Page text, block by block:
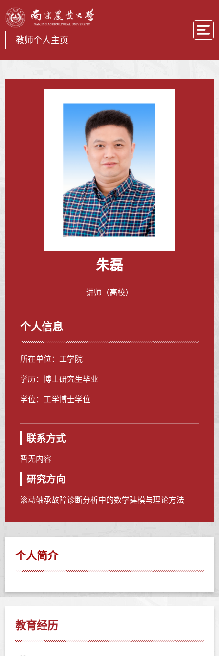
教师个人主页
朱磊
讲师（高校）
个人信息
所在单位：工学院
学历：博士研究生毕业
学位：工学博士学位
联系方式
暂无内容
研究方向
滚动轴承故障诊断分析中的数学建模与理论方法
个人简介
教育经历